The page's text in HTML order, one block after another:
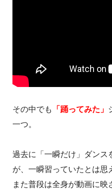
その中でも 「踊ってみた」
一つ。
過去に「一瞬だけ」ダンス
が、一瞬習っていたとは思
また普段は全身が動画に映